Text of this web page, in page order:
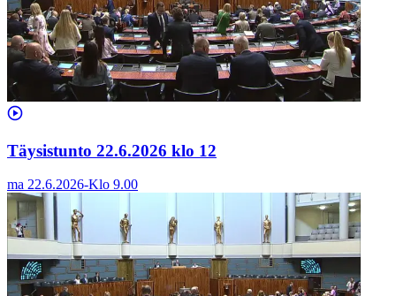
Täysistunto 22.6.2026 klo 12
ma 22.6.2026-Klo 9.00